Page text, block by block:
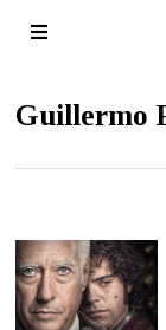
Guillermo